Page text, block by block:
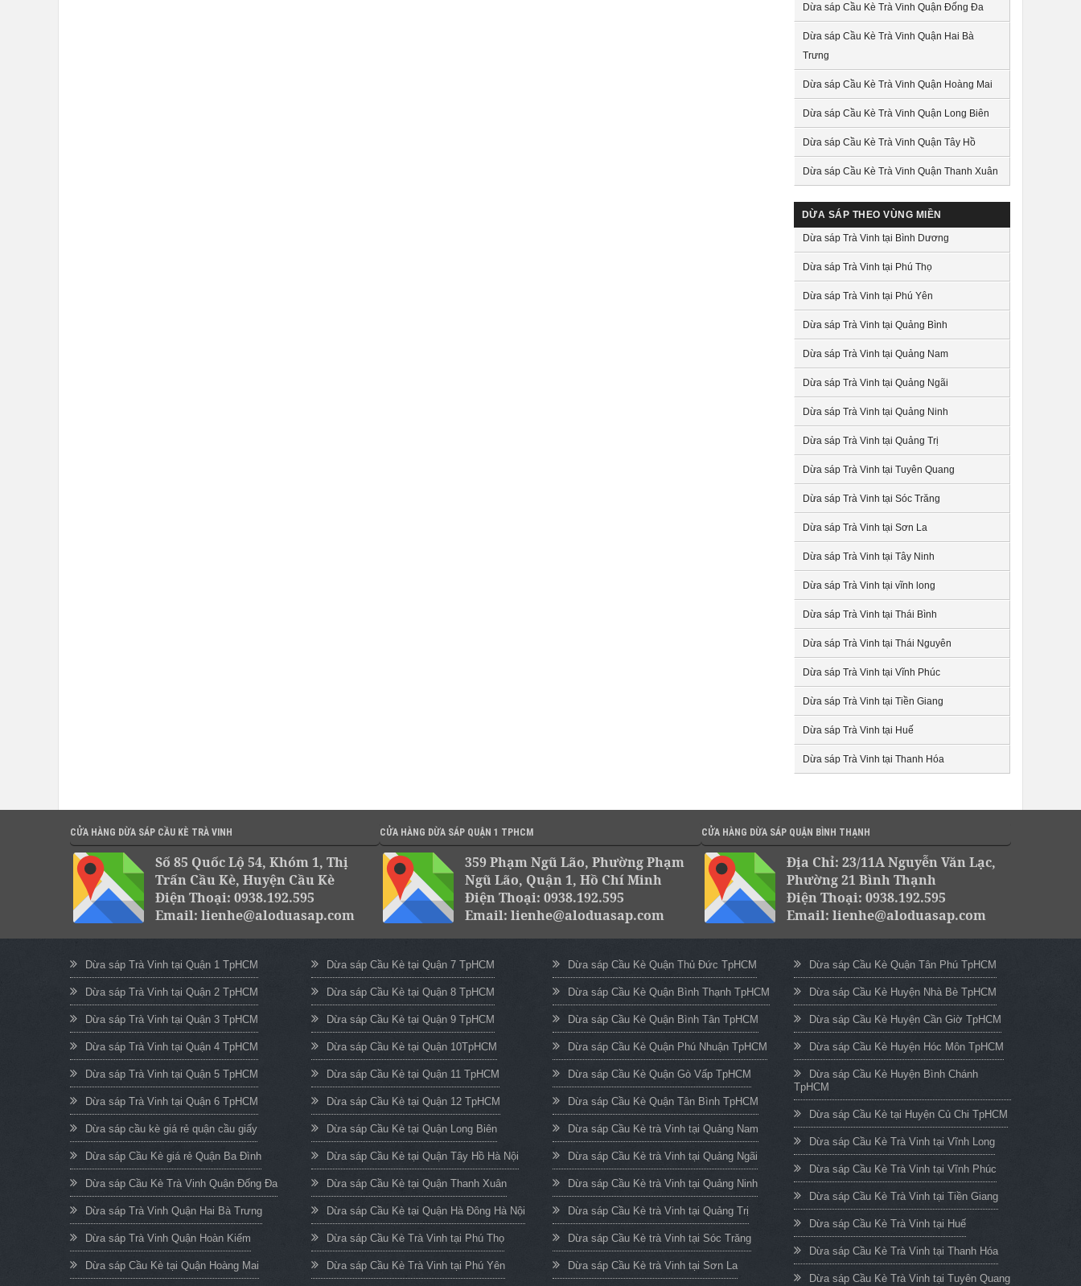
Dừa sáp Cầu Kè Trà Vinh Quận Đống Đa
Dừa sáp Cầu Kè Trà Vinh Quận Hai Bà
Trưng
Dừa sáp Cầu Kè Trà Vinh Quận Hoàng Mai
Dừa sáp Cầu Kè Trà Vinh Quận Long Biên
Dừa sáp Cầu Kè Trà Vinh Quận Tây Hồ
Dừa sáp Cầu Kè Trà Vinh Quận Thanh Xuân
DỪA SÁP THEO VÙNG MIỀN
Dừa sáp Trà Vinh tại Bình Dương
Dừa sáp Trà Vinh tại Phú Thọ
Dừa sáp Trà Vinh tại Phú Yên
Dừa sáp Trà Vinh tại Quảng Bình
Dừa sáp Trà Vinh tại Quảng Nam
Dừa sáp Trà Vinh tại Quảng Ngãi
Dừa sáp Trà Vinh tại Quảng Ninh
Dừa sáp Trà Vinh tại Quảng Trị
Dừa sáp Trà Vinh tại Tuyên Quang
Dừa sáp Trà Vinh tại Sóc Trăng
Dừa sáp Trà Vinh tại Sơn La
Dừa sáp Trà Vinh tại Tây Ninh
Dừa sáp Trà Vinh tại vĩnh long
Dừa sáp Trà Vinh tại Thái Bình
Dừa sáp Trà Vinh tại Thái Nguyên
Dừa sáp Trà Vinh tại Vĩnh Phúc
Dừa sáp Trà Vinh tại Tiền Giang
Dừa sáp Trà Vinh tại Huế
Dừa sáp Trà Vinh tại Thanh Hóa
CỬA HÀNG DỪA SÁP CẦU KÈ TRÀ VINH
Số 85 Quốc Lộ 54, Khóm 1, Thị
Trấn Cầu Kè, Huyện Cầu Kè
Điện Thoại: 0938.192.595
Email: lienhe@aloduasap.com
CỬA HÀNG DỪA SÁP QUẬN 1 TPHCM
359 Phạm Ngũ Lão, Phường Phạm
Ngũ Lão, Quận 1, Hồ Chí Minh
Điện Thoại: 0938.192.595
Email: lienhe@aloduasap.com
CỬA HÀNG DỪA SÁP QUẬN BÌNH THẠNH
Địa Chỉ: 23/11A Nguyễn Văn Lạc,
Phường 21 Bình Thạnh
Điện Thoại: 0938.192.595
Email: lienhe@aloduasap.com
Dừa sáp Trà Vinh tại Quận 1 TpHCM
Dừa sáp Trà Vinh tại Quận 2 TpHCM
Dừa sáp Trà Vinh tại Quận 3 TpHCM
Dừa sáp Trà Vinh tại Quận 4 TpHCM
Dừa sáp Trà Vinh tại Quận 5 TpHCM
Dừa sáp Trà Vinh tại Quận 6 TpHCM
Dừa sáp cầu kè giá rẻ quận cầu giấy
Dừa sáp Cầu Kè giá rẻ Quận Ba Đình
Dừa sáp Cầu Kè Trà Vinh Quận Đống Đa
Dừa sáp Trà Vinh Quận Hai Bà Trưng
Dừa sáp Trà Vinh Quận Hoàn Kiếm
Dừa sáp Cầu Kè tại Quận Hoàng Mai
Dừa sáp Cầu Kè tại Quận 7 TpHCM
Dừa sáp Cầu Kè tại Quận 8 TpHCM
Dừa sáp Cầu Kè tại Quận 9 TpHCM
Dừa sáp Cầu Kè tại Quận 10TpHCM
Dừa sáp Cầu Kè tại Quận 11 TpHCM
Dừa sáp Cầu Kè tại Quận 12 TpHCM
Dừa sáp Cầu Kè tại Quận Long Biên
Dừa sáp Cầu Kè tại Quận Tây Hồ Hà Nội
Dừa sáp Cầu Kè tại Quận Thanh Xuân
Dừa sáp Cầu Kè tại Quận Hà Đông Hà Nội
Dừa sáp Cầu Kè Trà Vinh tại Phú Thọ
Dừa sáp Cầu Kè Trà Vinh tại Phú Yên
Dừa sáp Cầu Kè Quận Thủ Đức TpHCM
Dừa sáp Cầu Kè Quận Bình Thạnh TpHCM
Dừa sáp Cầu Kè Quận Bình Tân TpHCM
Dừa sáp Cầu Kè Quận Phú Nhuận TpHCM
Dừa sáp Cầu Kè Quận Gò Vấp TpHCM
Dừa sáp Cầu Kè Quận Tân Bình TpHCM
Dừa sáp Cầu Kè trà Vinh tại Quảng Nam
Dừa sáp Cầu Kè trà Vinh tại Quảng Ngãi
Dừa sáp Cầu Kè trà Vinh tại Quảng Ninh
Dừa sáp Cầu Kè trà Vinh tại Quảng Trị
Dừa sáp Cầu Kè trà Vinh tại Sóc Trăng
Dừa sáp Cầu Kè trà Vinh tại Sơn La
Dừa sáp Cầu Kè Quận Tân Phú TpHCM
Dừa sáp Cầu Kè Huyện Nhà Bè TpHCM
Dừa sáp Cầu Kè Huyện Cần Giờ TpHCM
Dừa sáp Cầu Kè Huyện Hóc Môn TpHCM
Dừa sáp Cầu Kè Huyện Bình Chánh
TpHCM
Dừa sáp Cầu Kè tại Huyện Củ Chi TpHCM
Dừa sáp Cầu Kè Trà Vinh tại Vĩnh Long
Dừa sáp Cầu Kè Trà Vinh tại Vĩnh Phúc
Dừa sáp Cầu Kè Trà Vinh tại Tiền Giang
Dừa sáp Cầu Kè Trà Vinh tại Huế
Dừa sáp Cầu Kè Trà Vinh tại Thanh Hóa
Dừa sáp Cầu Kè Trà Vinh tại Tuyên Quang